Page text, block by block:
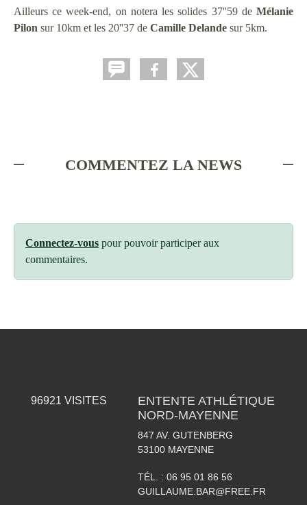
Ailleurs ce week-end, on notera les solides 37''59 de Mélanie
Pilon sur 10km et les 20''37 de Camille Delande sur 5km.
COMMENTEZ LA NEWS
Connectez-vous pour pouvoir participer aux
commentaires.
96921 VISITES
ENTENTE ATHLÉTIQUE
NORD-MAYENNE
847 AV. GUTENBERG
53100 MAYENNE
TÉL. : 06 95 01 86 56
GUILLAUME.BAR@FREE.FR